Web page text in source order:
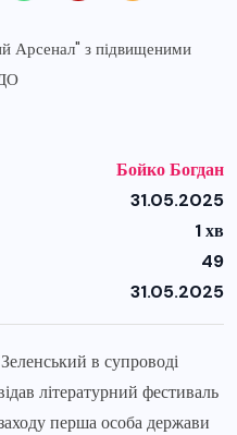
Бойко Богдан
31.05.2025
1 хв
49
31.05.2025
в супроводі
літературний фестиваль
перша особа держави